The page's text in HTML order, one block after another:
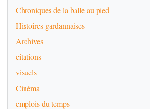
Chroniques de la balle au pied
Histoires gardannaises
Archives
citations
visuels
Cinéma
emplois du temps